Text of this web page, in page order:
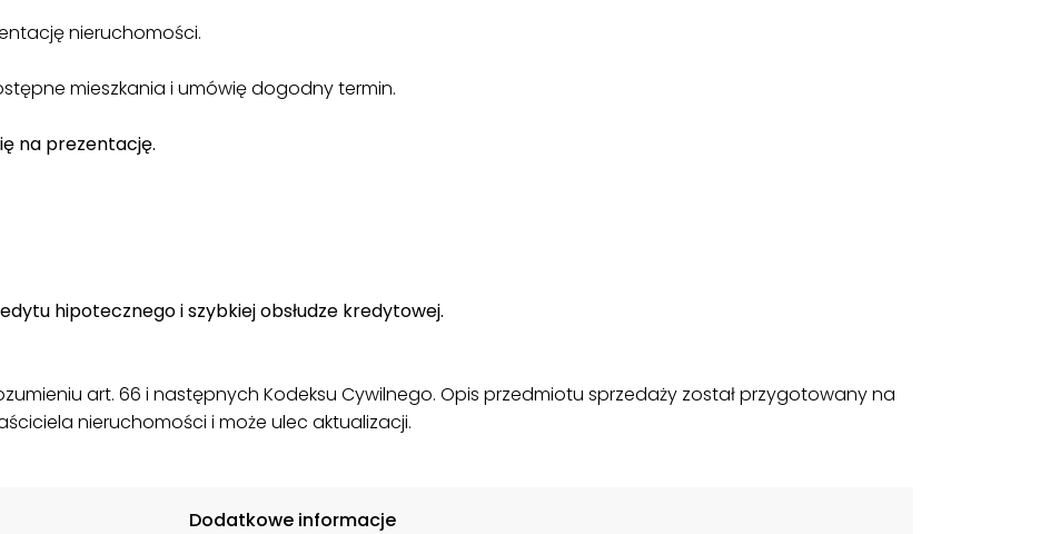
nieruchomości.
mieszkania i umówię dogodny termin.
na prezentację.
hipotecznego i szybkiej obsłudze kredytowej.
art. 66 i następnych Kodeksu Cywilnego. Opis przedmiotu sprzedaży został przygotowany na
nieruchomości i może ulec aktualizacji.
Dodatkowe informacje